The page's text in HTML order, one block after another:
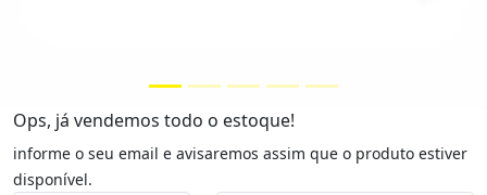
Ops, já vendemos todo o estoque!
informe o seu email e avisaremos assim que o produto estiver
disponível.